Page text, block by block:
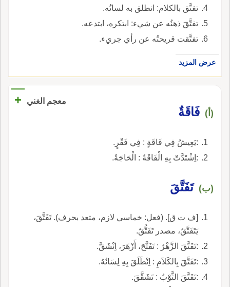
تفتَّق بالكلام: انطلق به لسانُه.
تفتَّقَ ذهنُه عن شيء: ابتكره، ابتدعه.
تفتَّقت قريحتُه عن رأي جريء.
عرض المزيد
معجم الغني +
(أ) فَاقَةٌ
:يَعِيشُ فِي فَاقَةٍ : فِي فَقْرٍ.
:اِشْتَدَّتْ بِهِ الْفَاقَةُ : الْحَاجَةُ.
(ب) تَفَتَّقَ
[ف ت ق]. (فعل: خماسي لازم، متعد بحرف). تَفَتَّقَ،
يَتَفَتَّقُ، مصدر تَفَتُّقٌ.
:تَفَتَّقَ الزَّهْرُ : تَفَتَّحَ، أَزْهَرَ، اِنْشَقَّ.
:تَفَتَّقَ بِالكَلاَمِ : اِنْطَلَقَ بِهِ لِسَانُهُ.
:تَفَتَّقَ الثَّوْبُ : تَشَقَّقَ.